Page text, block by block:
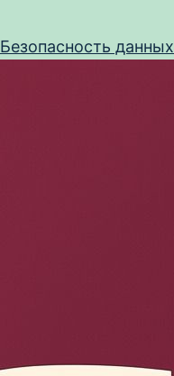
Безопасность данных